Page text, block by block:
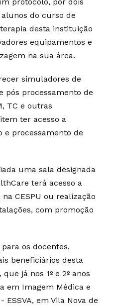
do curso de
desta instituição
equipamentos e
na sua área.
simuladores de
pós processamento de
TC e outras
ter acesso a
e processamento de
uma sala designada
terá acesso a
CESPU ou realização
com promoção
os docentes,
beneficiários desta
já nos 1º e 2º anos
em Imagem Médica e
ESSVA, em Vila Nova de